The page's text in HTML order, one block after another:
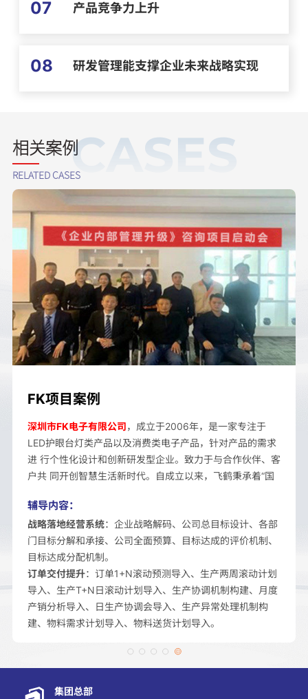
07 产品竞争力上升
08 研发管理能支撑企业未来战略实现
CASES
相关案例
RELATED CASES
FK项目案例
深圳市FK电子有限公司，成立于2006年，是一家专注于
LED护眼台灯类产品以及消费类电子产品，针对产品的需求
进 行个性化设计和创新研发型企业。致力于与合作伙伴、客
户共 同开创智慧生活新时代。自成立以来，飞鹤秉承着“国
了一只专 业的团队，拥有二十余名设计研发工程师，从前期
电子研发、 设计到产品制造、品质监控，公司团队始终秉持
着匠心精神和 严谨的科学态度，不断追求极致，用品质引领
行业未来。且拥 有多个国家自有专利以及专利评价报告。
辅导内容：
战略落地经营系统：企业战略解码、公司总目标设计、各部
门目标分解和承接、公司全面预算、目标达成的评价机制、
目标达成分配机制。
订单交付提升：订单1+N滚动预测导入、生产两周滚动计划
导入、生产T+N日滚动计划导入、生产协调机制构建、月度
产销分析导入、日生产协调会导入、生产异常处理机制构
建、物料需求计划导入、物料送货计划导入。
集团总部